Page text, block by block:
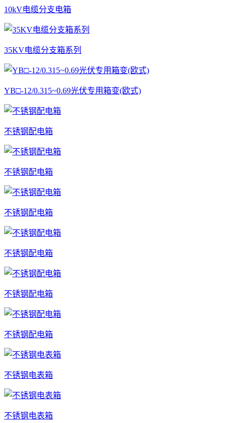
10kV电缆分支电箱
35KV电缆分支箱系列
YB□-12/0.315~0.69光伏专用箱变(欧式)
不锈钢配电箱
不锈钢配电箱
不锈钢配电箱
不锈钢配电箱
不锈钢配电箱
不锈钢配电箱
不锈钢电表箱
不锈钢电表箱